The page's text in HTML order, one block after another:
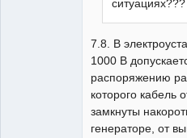
ситуациях???
7.8. В
1000 В
распоряжению
которого кабель
замкнуты
генераторе, от